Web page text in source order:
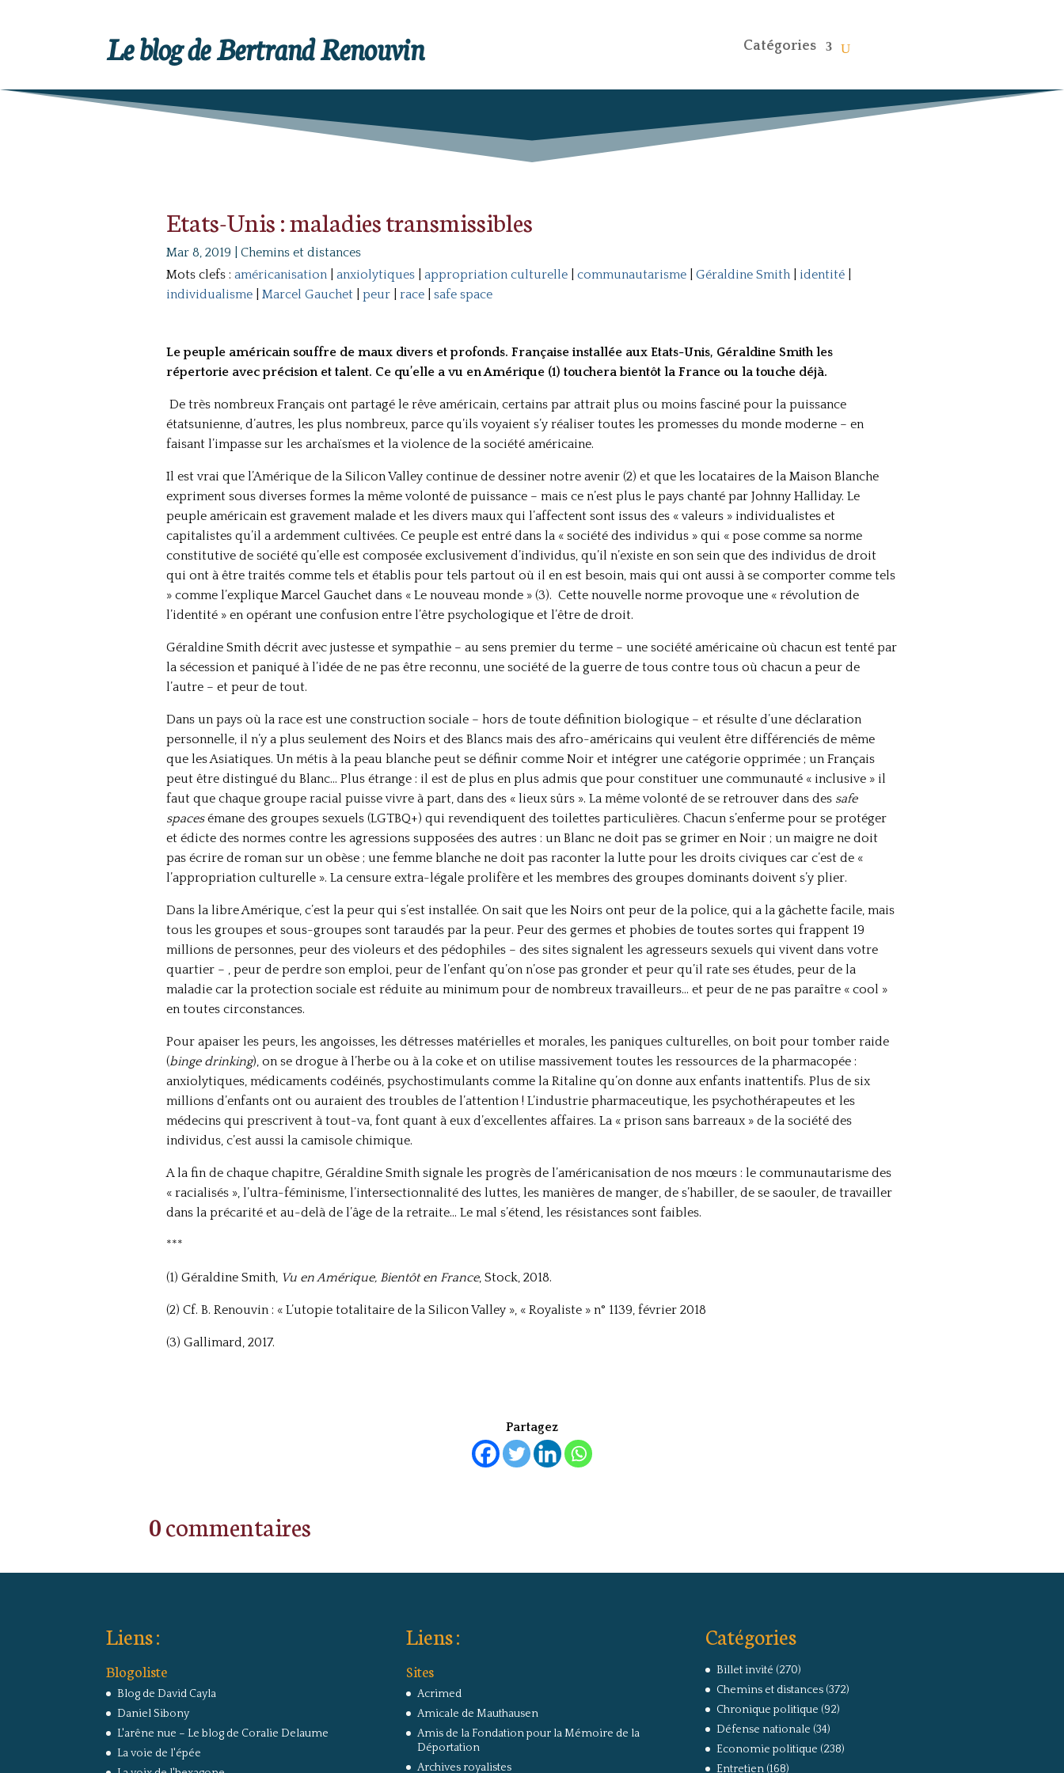
Le blog de Bertrand Renouvin Catégories
Etats-Unis : maladies transmissibles
Mar 8, 2019
Chemins et distances
Mots clefs : américanisation| anxiolytiques| appropriation culturelle| communautarisme| Géraldine Smith| identité|
individualisme| Marcel Gauchet| peur| race| safe space
Le peuple américain souffre de maux divers et profonds. Française installée aux Etats-Unis, Géraldine Smith les
répertorie avec précision et talent. Ce qu’elle a vu en Amérique (1) touchera bientôt la France ou la touche déjà.
De très nombreux Français ont partagé le rêve américain, certains par attrait plus ou moins fasciné pour la puissance
étatsunienne, d’autres, les plus nombreux, parce qu’ils voyaient s’y réaliser toutes les promesses du monde moderne – en
faisant l’impasse sur les archaïsmes et la violence de la société américaine.
Il est vrai que l’Amérique de la Silicon Valley continue de dessiner notre avenir (2) et que les locataires de la Maison Blanche
expriment sous diverses formes la même volonté de puissance – mais ce n’est plus le pays chanté par Johnny Halliday. Le
peuple américain est gravement malade et les divers maux qui l’affectent sont issus des « valeurs » individualistes et
capitalistes qu’il a ardemment cultivées. Ce peuple est entré dans la « société des individus » qui « pose comme sa norme
constitutive de société qu’elle est composée exclusivement d’individus, qu’il n’existe en son sein que des individus de droit
qui ont à être traités comme tels et établis pour tels partout où il en est besoin, mais qui ont aussi à se comporter comme tels
» comme l’explique Marcel Gauchet dans « Le nouveau monde » (3). Cette nouvelle norme provoque une « révolution de
l’identité » en opérant une confusion entre l’être psychologique et l’être de droit.
Géraldine Smith décrit avec justesse et sympathie – au sens premier du terme – une société américaine où chacun est tenté par
la sécession et paniqué à l’idée de ne pas être reconnu, une société de la guerre de tous contre tous où chacun a peur de
l’autre – et peur de tout.
Dans un pays où la race est une construction sociale – hors de toute définition biologique – et résulte d’une déclaration
personnelle, il n’y a plus seulement des Noirs et des Blancs mais des afro-américains qui veulent être différenciés de même
que les Asiatiques. Un métis à la peau blanche peut se définir comme Noir et intégrer une catégorie opprimée ; un Français
peut être distingué du Blanc… Plus étrange : il est de plus en plus admis que pour constituer une communauté « inclusive » il
faut que chaque groupe racial puisse vivre à part, dans des « lieux sûrs ». La même volonté de se retrouver dans des safe
spacesémane des groupes sexuels (LGTBQ+) qui revendiquent des toilettes particulières. Chacun s’enferme pour se protéger
et édicte des normes contre les agressions supposées des autres : un Blanc ne doit pas se grimer en Noir ; un maigre ne doit
pas écrire de roman sur un obèse ; une femme blanche ne doit pas raconter la lutte pour les droits civiques car c’est de «
l’appropriation culturelle ». La censure extra-légale prolifère et les membres des groupes dominants doivent s’y plier.
Dans la libre Amérique, c’est la peur qui s’est installée. On sait que les Noirs ont peur de la police, qui a la gâchette facile, mais
tous les groupes et sous-groupes sont taraudés par la peur. Peur des germes et phobies de toutes sortes qui frappent 19
millions de personnes, peur des violeurs et des pédophiles – des sites signalent les agresseurs sexuels qui vivent dans votre
quartier – , peur de perdre son emploi, peur de l’enfant qu’on n’ose pas gronder et peur qu’il rate ses études, peur de la
maladie car la protection sociale est réduite au minimum pour de nombreux travailleurs… et peur de ne pas paraître « cool »
en toutes circonstances.
Pour apaiser les peurs, les angoisses, les détresses matérielles et morales, les paniques culturelles, on boit pour tomber raide
(binge drinking), on se drogue à l’herbe ou à la coke et on utilise massivement toutes les ressources de la pharmacopée :
anxiolytiques, médicaments codéinés, psychostimulants comme la Ritaline qu’on donne aux enfants inattentifs. Plus de six
millions d’enfants ont ou auraient des troubles de l’attention ! L’industrie pharmaceutique, les psychothérapeutes et les
médecins qui prescrivent à tout-va, font quant à eux d’excellentes affaires. La « prison sans barreaux » de la société des
individus, c’est aussi la camisole chimique.
A la fin de chaque chapitre, Géraldine Smith signale les progrès de l’américanisation de nos mœurs : le communautarisme des
« racialisés », l’ultra-féminisme, l’intersectionnalité des luttes, les manières de manger, de s’habiller, de se saouler, de travailler
dans la précarité et au-delà de l’âge de la retraite… Le mal s’étend, les résistances sont faibles.
***
(1) Géraldine Smith, Vu en Amérique, Bientôt en France, Stock, 2018.
(2) Cf. B. Renouvin : « L’utopie totalitaire de la Silicon Valley », « Royaliste » n° 1139, février 2018
(3) Gallimard, 2017.
Partagez
0 commentaires
Liens :
Blogoliste
Blog de David Cayla
Daniel Sibony
L'arêne nue – Le blog de Coralie Delaume
La voie de l'épée
Liens :
Sites
Acrimed
Amicale de Mauthausen
Amis de la Fondation pour la Mémoire de la
Déportation
Archives royalistes
Catégories
Billet invité (270)
Chemins et distances(372)
Chronique politique (92)
Défense nationale (34)
Economie politique (238)
Entretien(168)